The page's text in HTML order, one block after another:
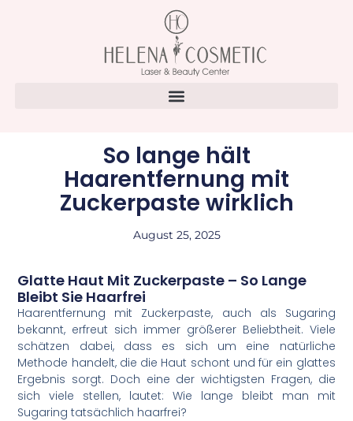
So lange hält
Haarentfernung mit
Zuckerpaste wirklich
August 25, 2025
Glatte Haut Mit Zuckerpaste – So Lange
Bleibt Sie Haarfrei
Haarentfernung mit Zuckerpaste, auch als Sugaring
bekannt, erfreut sich immer größerer Beliebtheit. Viele
schätzen dabei, dass es sich um eine natürliche
Methode handelt, die die Haut schont und für ein glattes
Ergebnis sorgt. Doch eine der wichtigsten Fragen, die
sich viele stellen, lautet: Wie lange bleibt man mit
Sugaring tatsächlich haarfrei?